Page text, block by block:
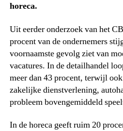
horeca.
Uit eerder onderzoek van het
procent van de ondernemers
voornaamste gevolg ziet van
vacatures. In de detailhandel
meer dan 43 procent, terwijl
zakelijke dienstverlening,
probleem bovengemiddeld
In de horeca geeft ruim 20